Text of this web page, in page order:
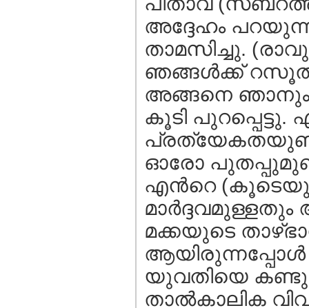
അദ്ദേഹം
താമസിച്ചു.
ഞങ്ങള്‍ക്ക്‌ റസൂല്‍
അങ്ങനെ ഞാനും
കൂടി
ഓരോ
എന്‍റെ
മക്കയുടെ
ആയിരുന്നപ്പോള്‍
യുവതിയെ കണ്ടു.
താല്‍കാലിക